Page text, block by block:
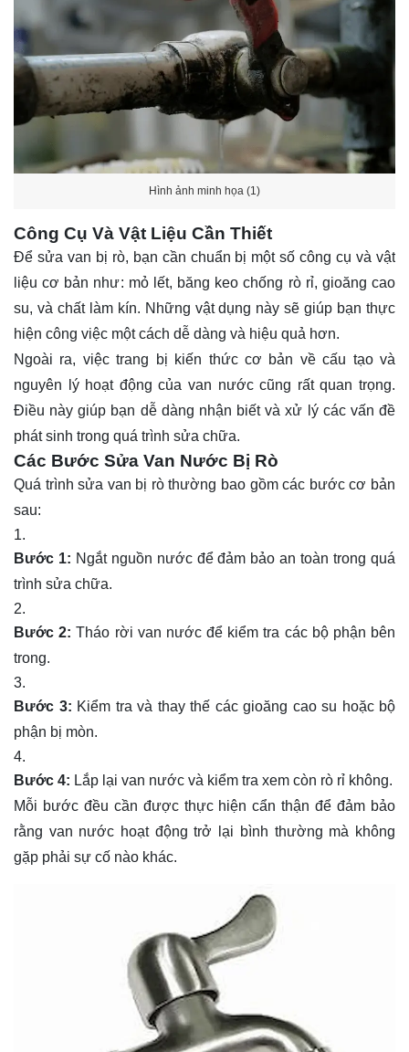
Hình ảnh minh họa (1)
Công Cụ Và Vật Liệu Cần Thiết
Để sửa van bị rò, bạn cần chuẩn bị một số công cụ và vật
liệu cơ bản như: mỏ lết, băng keo chống rò rỉ, gioăng cao
su, và chất làm kín. Những vật dụng này sẽ giúp bạn thực
hiện công việc một cách dễ dàng và hiệu quả hơn.
Ngoài ra, việc trang bị kiến thức cơ bản về cấu tạo và
nguyên lý hoạt động của van nước cũng rất quan trọng.
Điều này giúp bạn dễ dàng nhận biết và xử lý các vấn đề
phát sinh trong quá trình sửa chữa.
Các Bước Sửa Van Nước Bị Rò
Quá trình sửa van bị rò thường bao gồm các bước cơ bản
sau:
Bước 1: Ngắt nguồn nước để đảm bảo an toàn trong quá
trình sửa chữa.
Bước 2: Tháo rời van nước để kiểm tra các bộ phận bên
trong.
Bước 3: Kiểm tra và thay thế các gioăng cao su hoặc bộ
phận bị mòn.
Bước 4: Lắp lại van nước và kiểm tra xem còn rò rỉ không.
Mỗi bước đều cần được thực hiện cẩn thận để đảm bảo
rằng van nước hoạt động trở lại bình thường mà không
gặp phải sự cố nào khác.